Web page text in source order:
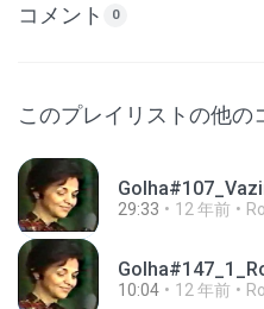
コメント 0
このプレイリストの他の
29:33 12 年前
10:04 12 年前